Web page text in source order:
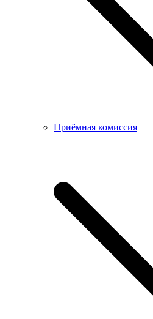
Приёмная комиссия